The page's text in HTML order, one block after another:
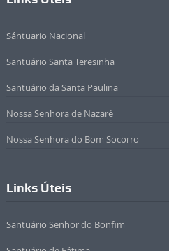
Sántuario Nacional
Santuário Santa Teresinha
Santuário da Santa Paulina
Nossa Senhora de Nazaré
Nossa Senhora do Bom Socorro
Links Úteis
Santuário Senhor do Bonfim